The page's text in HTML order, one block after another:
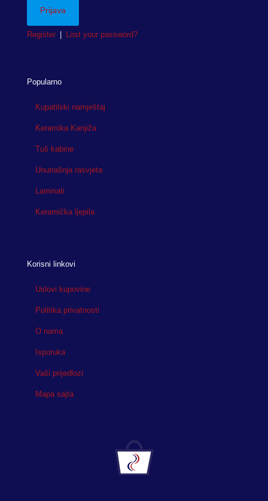
Register Lost your password?
Popularno
Kupatilski namještaj
Keramika Kanjiža
Tuš kabine
Unutrašnja rasvjeta
Laminati
Keramička ljepila
Korisni linkovi
Uslovi kupovine
Politika privatnosti
O nama
Isporuka
Vaši prijedlozi
Mapa sajta